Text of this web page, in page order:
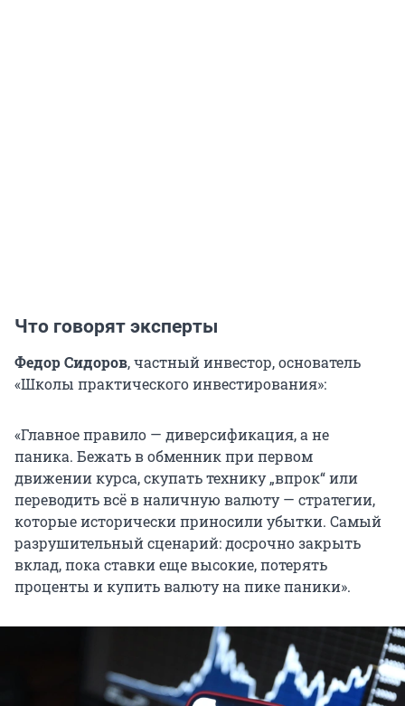
Что говорят эксперты
Федор Сидоров, частный инвестор, основатель
«Школы практического инвестирования»:
«Главное правило — диверсификация, а не
паника. Бежать в обменник при первом
движении курса, скупать технику „впрок“ или
переводить всё в наличную валюту — стратегии,
которые исторически приносили убытки. Самый
разрушительный сценарий: досрочно закрыть
вклад, пока ставки еще высокие, потерять
проценты и купить валюту на пике паники».